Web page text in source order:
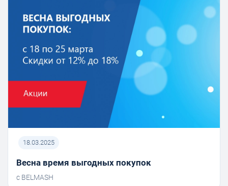
18.03.2025
Весна время выгодных покупок
с BELMASH